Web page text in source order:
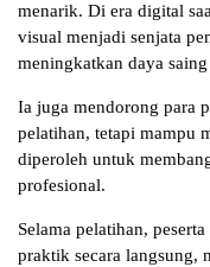
menarik. Di era digital
visual menjadi senjata
meningkatkan daya
Ia juga mendorong para
pelatihan, tetapi mampu
diperoleh untuk
profesional.
Selama pelatihan,
praktik secara langsung,